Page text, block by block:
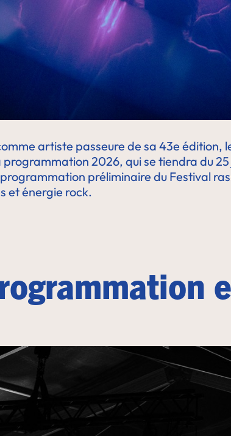
artiste passeure de sa 43e édition,
2026, qui se tiendra du
préliminaire du Festival
et énergie rock.